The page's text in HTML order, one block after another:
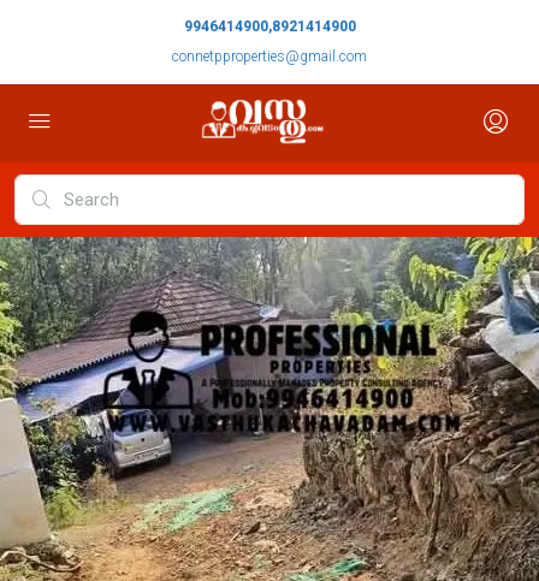
9946414900,8921414900
connetpproperties@gmail.com